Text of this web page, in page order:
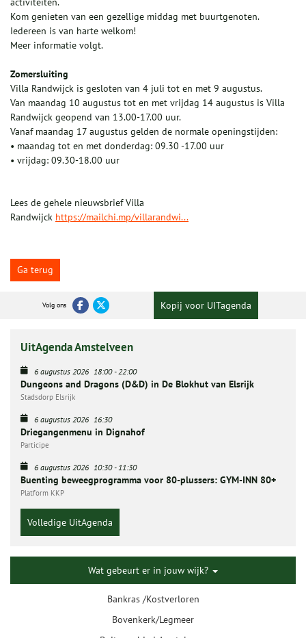
Kom genieten van een gezellige middag met buurtgenoten.
Iedereen is van harte welkom!
Meer informatie volgt.
Zomersluiting
Villa Randwijck is gesloten van 4 juli tot en met 9 augustus.
Van maandag 10 augustus tot en met vrijdag 14 augustus is Villa
Randwijck geopend van 13.00-17.00 uur.
Vanaf maandag 17 augustus gelden de normale openingstijden:
• maandag tot en met donderdag: 09.30 -17.00 uur
• vrijdag: 09.30-18.00 uur
Lees de gehele nieuwsbrief Villa
Randwijck https://mailchi.mp/villarandwi...
Ga terug
Volg ons Kopij voor UITagenda
UitAgenda Amstelveen
6 augustus 2026 18:00-22:00
Dungeons and Dragons (D&D) in De Blokhut van Elsrijk
Stadsdorp Elsrijk
6 augustus 2026 16:30
Driegangenmenu in Dignahof
Participe
6 augustus 2026 10:30-11:30
Buenting beweegprogramma voor 80-plussers: GYM-INN 80+
Platform KKP
Volledige UitAgenda
Wat gebeurt er in jouw wijk?
Bankras /Kostverloren
Bovenkerk/Legmeer